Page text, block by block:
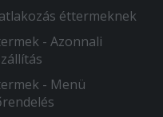
éttermeknek
- Azonnali
- Menü